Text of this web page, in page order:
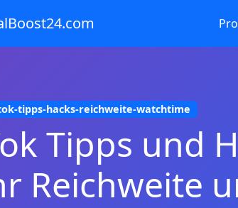
tipps-hacks-reichweite-watchtime
Tipps und
Reichweite